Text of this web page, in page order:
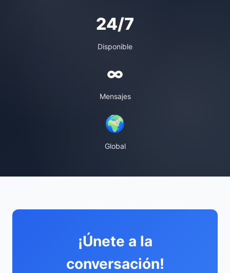
24/7
Disponible
∞
Mensajes
🌍
Global
¡Únete a la
conversación!